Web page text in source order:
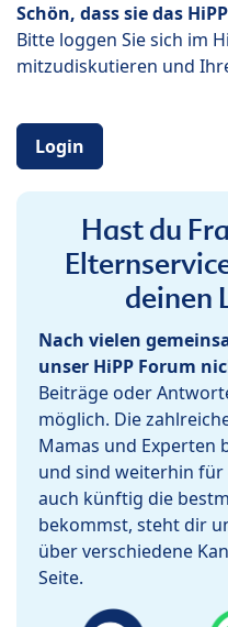
Schön, dass sie das
Bitte loggen Sie sich im
mitzudiskutieren und
Login
Hast du
deinen
Nach vielen
unser HiPP Forum
Beiträge oder
möglich. Die
Mamas und Experten
und sind weiterhin
auch künftig die
bekommst, steht dir
über verschiedene
Seite.